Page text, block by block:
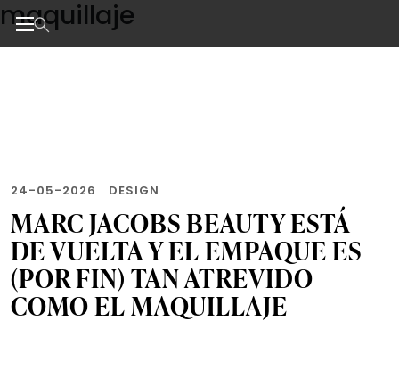
Skip
to
the
maquillaje
24-05-2026 | DESIGN
MARC JACOBS BEAUTY ESTÁ
DE VUELTA Y EL EMPAQUE ES
(POR FIN) TAN ATREVIDO
COMO EL MAQUILLAJE